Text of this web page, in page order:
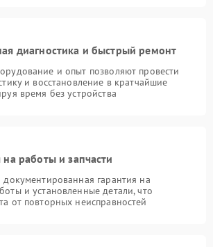
диагностика и быстрый ремонт
и опыт позволяют провести
и восстановление в кратчайшие
время без устройства
на работы и запчасти
документированная гарантия на
и установленные детали, что
от повторных неисправностей